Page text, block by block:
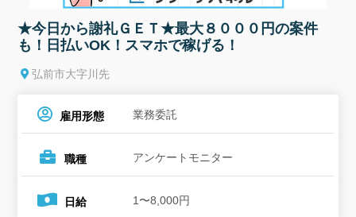
★今日から謝礼ＧＥＴ★最大８０００円の案件
も！日払いOK！スマホで稼げる！
弘前市大字川先
雇用形態 業務委託
職種 アンケートモニター
日給 1〜8,000円